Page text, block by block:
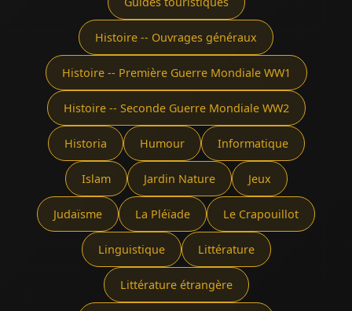
Histoire -- Ouvrages généraux
Histoire -- Première Guerre Mondiale WW1
Histoire -- Seconde Guerre Mondiale WW2
Historia Humour Informatique
Islam Jardin Nature Jeux
Judaïsme La Pléïade Le Crapouillot
Linguistique Littérature
Littérature étrangère